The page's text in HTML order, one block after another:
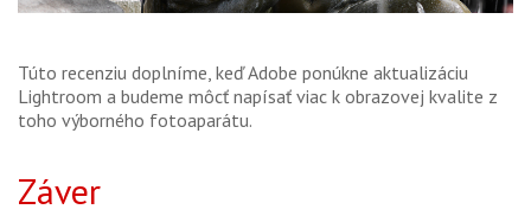
Túto recenziu doplníme, keď Adobe ponúkne aktualizáciu
Lightroom a budeme môcť napísať viac k obrazovej kvalite z
toho výborného fotoaparátu.
Záver